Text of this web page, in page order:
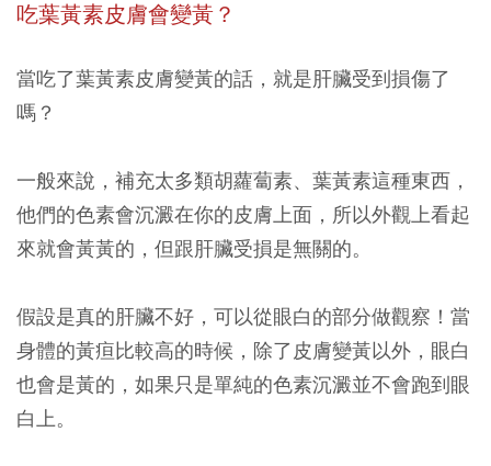
吃葉黃素皮膚會變黃？
當吃了葉黃素皮膚變黃的話，就是肝臟受到損傷了
嗎？
一般來說，補充太多類胡蘿蔔素、葉黃素這種東西，
他們的色素會沉澱在你的皮膚上面，所以外觀上看起
來就會黃黃的，但跟肝臟受損是無關的。
假設是真的肝臟不好，可以從眼白的部分做觀察！當
身體的黃疸比較高的時候，除了皮膚變黃以外，眼白
也會是黃的，如果只是單純的色素沉澱並不會跑到眼
白上。